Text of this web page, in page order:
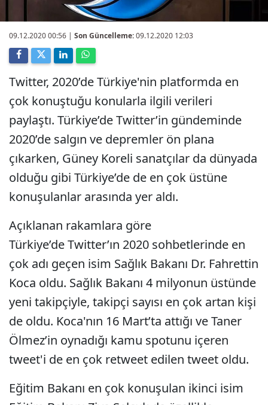
09.12.2020 00:56 | Son Güncelleme:09.12.2020 12:03
Twitter, 2020’de Türkiye'nin platformda en
çok konuştuğu konularla ilgili verileri
paylaştı. Türkiye’de Twitter’in gündeminde
2020’de salgın ve depremler ön plana
çıkarken, Güney Koreli sanatçılar da dünyada
olduğu gibi Türkiye’de de en çok üstüne
konuşulanlar arasında yer aldı.
Açıklanan rakamlara göre
Türkiye’de Twitter’ın 2020 sohbetlerinde en
çok adı geçen isim Sağlık Bakanı Dr. Fahrettin
Koca oldu. Sağlık Bakanı 4 milyonun üstünde
yeni takipçiyle, takipçi sayısı en çok artan kişi
de oldu. Koca'nın 16 Mart’ta attığı ve Taner
Ölmez’in oynadığı kamu spotunu içeren
tweet'i de en çok retweet edilen tweet oldu.
Eğitim Bakanı en çok konuşulan ikinci isim